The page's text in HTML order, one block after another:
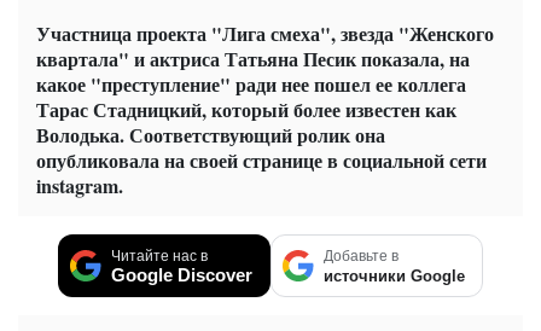
Участница проекта "Лига смеха", звезда "Женского
квартала" и актриса Татьяна Песик показала, на
какое "преступление" ради нее пошел ее коллега
Тарас Стадницкий, который более известен как
Володька. Соответствующий ролик она
опубликовала на своей странице в социальной сети
instagram.
Читайте нас в
Google Discover
Добавьте в
источники Google